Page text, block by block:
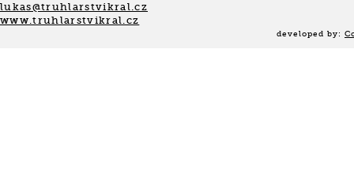
lukas@truhlarstvikral.cz
www.truhlarstvikral.cz
developed by: